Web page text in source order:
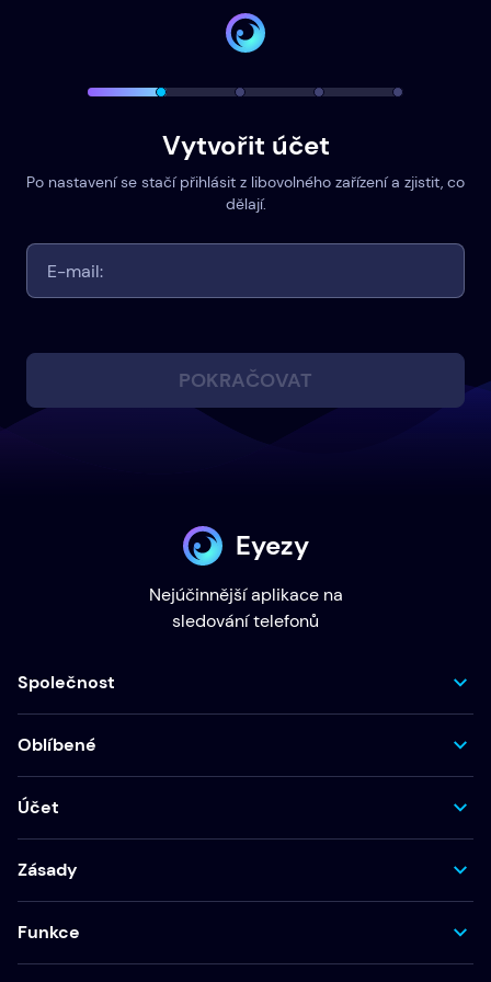
Vytvořit účet
Po nastavení se stačí přihlásit z libovolného zařízení a zjistit, co
dělají.
POKRAČOVAT
Eyezy
Nejúčinnější aplikace na
sledování telefonů
Společnost
Oblíbené
Účet
Zásady
Funkce